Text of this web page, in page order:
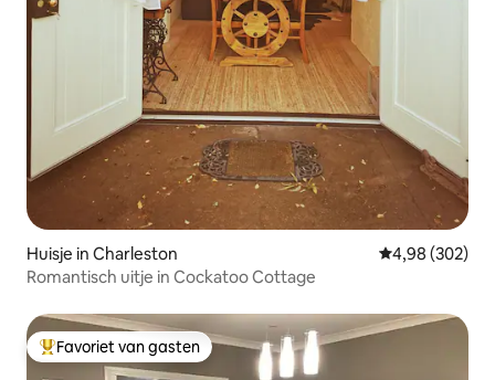
Huisje in Charleston Gemiddelde
4,98 (302)
Romantisch uitje in Cockatoo Cottage
Topfavoriet van gasten
Favoriet van gasten